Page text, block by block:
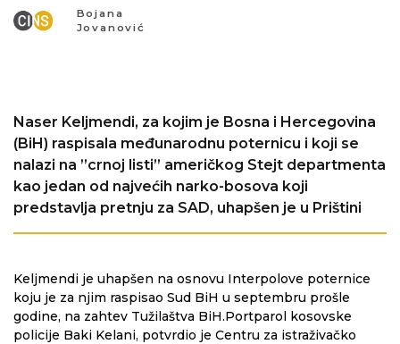
Bojana
Jovanović
Naser Keljmendi, za kojim je Bosna i Hercegovina
(BiH) raspisala međunarodnu poternicu i koji se
nalazi na ”crnoj listi” američkog Stejt departmenta
kao jedan od najvećih narko-bosova koji
predstavlja pretnju za SAD, uhapšen je u Prištini
Keljmendi je uhapšen na osnovu Interpolove poternice
koju je za njim raspisao Sud BiH u septembru prošle
godine, na zahtev Tužilaštva BiH.Portparol kosovske
policije Baki Kelani, potvrdio je Centru za istraživačko